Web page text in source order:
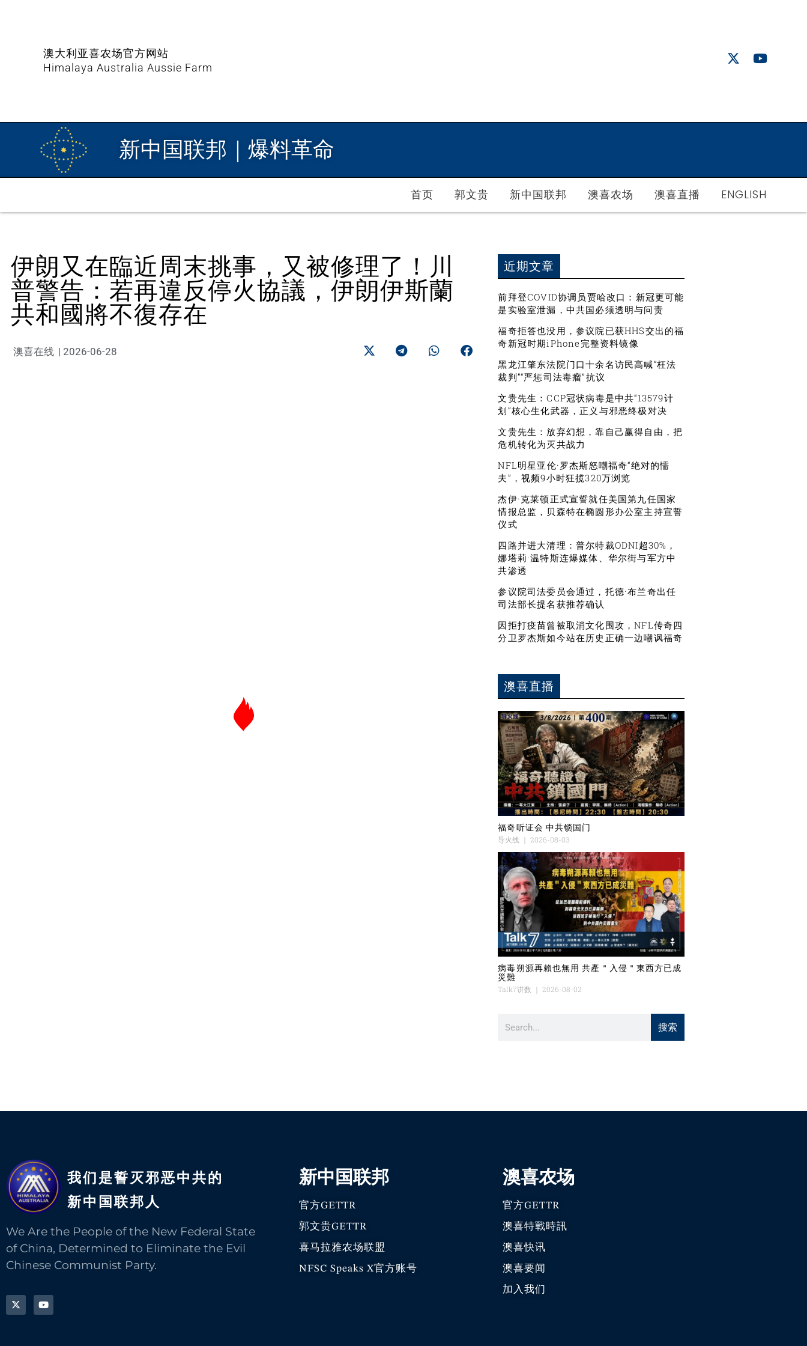
澳大利亚喜农场官方网站
Himalaya Australia Aussie Farm
新中国联邦｜爆料革命
首页 郭文贵 新中国联邦 澳喜农场 澳喜直播 ENGLISH
伊朗又在臨近周末挑事，又被修理了！川
普警告：若再違反停火協議，伊朗伊斯蘭
共和國將不復存在
澳喜在线 | 2026-06-28
近期文章
前拜登COVID协调员贾哈改口：新冠更可能
是实验室泄漏，中共国必须透明与问责
福奇拒答也没用，参议院已获HHS交出的福
奇新冠时期iPhone完整资料镜像
黑龙江肇东法院门口十余名访民高喊“枉法
裁判”“严惩司法毒瘤”抗议
文贵先生：CCP冠状病毒是中共“13579计
划”核心生化武器，正义与邪恶终极对决
文贵先生：放弃幻想，靠自己赢得自由，把
危机转化为灭共战力
NFL明星亚伦·罗杰斯怒嘲福奇“绝对的懦
夫”，视频9小时狂揽320万浏览
杰伊·克莱顿正式宣誓就任美国第九任国家
情报总监，贝森特在椭圆形办公室主持宣誓
仪式
四路并进大清理：普尔特裁ODNI超30%，
娜塔莉·温特斯连爆媒体、华尔街与军方中
共渗透
参议院司法委员会通过，托德·布兰奇出任
司法部长提名获推荐确认
因拒打疫苗曾被取消文化围攻，NFL传奇四
分卫罗杰斯如今站在历史正确一边嘲讽福奇
澳喜直播
福奇听证会 中共锁国门
导火线
2026-08-03
病毒朔源再賴也無用 共產＂入侵＂東西方已成
災難
Talk7讲数
2026-08-02
搜索
我们是誓灭邪恶中共的
新中国联邦人​
We Are the People of the New Federal State
of China, Determined to Eliminate the Evil
Chinese Communist Party.
新中国联邦
官方GETTR
郭文贵GETTR
喜马拉雅农场联盟
NFSC Speaks X官方账号
澳喜农场
官方GETTR
澳喜特戰時訊
澳喜快讯
澳喜要闻
加入我们